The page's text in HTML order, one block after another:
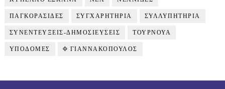
ΠΑΓΚΟΡΑΣΙΔΕΣ ΣΥΓΧΑΡΗΤΗΡΙΑ ΣΥΛΛΥΠΗΤΗΡΙΑ
ΣΥΝΕΝΤΕΥΞΕΙΣ-ΔΗΜΟΣΙΕΥΣΕΙΣ ΤΟΥΡΝΟΥΑ
ΥΠΟΔΟΜΕΣ Φ ΓΙΑΝΝΑΚΟΠΟΥΛΟΣ